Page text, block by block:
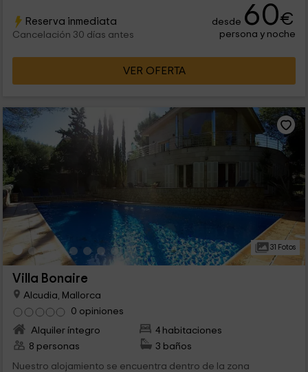
Reserva inmediata
Cancelación 30 días antes
desde 60€
persona y noche
VER OFERTA
31 Fotos
Villa Bonaire
Alcudia, Mallorca
0 opiniones
Alquiler íntegro
4 habitaciones
8 personas
3 baños
Nuestro alojamiento se encuentra dentro de la zona